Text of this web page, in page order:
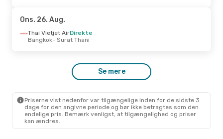
Ons. 26. Aug.
Thai Vietjet AirDirekte
Bangkok- Surat Thani
Se mere
Priserne vist nedenfor var tilgængelige inden for de sidste 3
dage for den angivne periode og bør ikke betragtes som den
endelige pris. Bemærk venligst, at tilgængelighed og priser
kan ændres.